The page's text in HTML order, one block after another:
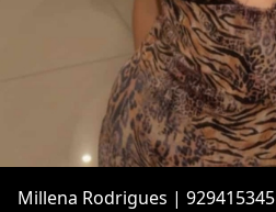
Millena Rodrigues | 929415345